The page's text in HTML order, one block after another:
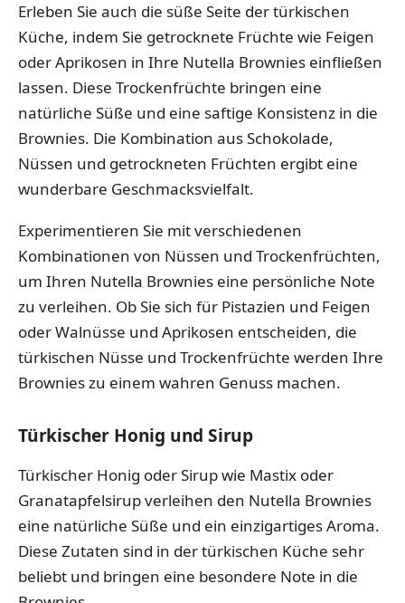
Erleben Sie auch die süße Seite der türkischen
Küche, indem Sie getrocknete Früchte wie Feigen
oder Aprikosen in Ihre Nutella Brownies einfließen
lassen. Diese Trockenfrüchte bringen eine
natürliche Süße und eine saftige Konsistenz in die
Brownies. Die Kombination aus Schokolade,
Nüssen und getrockneten Früchten ergibt eine
wunderbare Geschmacksvielfalt.
Experimentieren Sie mit verschiedenen
Kombinationen von Nüssen und Trockenfrüchten,
um Ihren Nutella Brownies eine persönliche Note
zu verleihen. Ob Sie sich für Pistazien und Feigen
oder Walnüsse und Aprikosen entscheiden, die
türkischen Nüsse und Trockenfrüchte werden Ihre
Brownies zu einem wahren Genuss machen.
Türkischer Honig und Sirup
Türkischer Honig oder Sirup wie Mastix oder
Granatapfelsirup verleihen den Nutella Brownies
eine natürliche Süße und ein einzigartiges Aroma.
Diese Zutaten sind in der türkischen Küche sehr
beliebt und bringen eine besondere Note in die